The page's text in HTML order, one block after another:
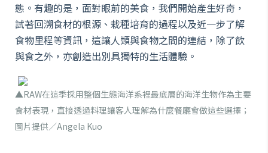
態。有趣的是，面對眼前的美食，我們開始產生好奇，
試著回溯食材的根源、栽種培育的過程以及近一步了解
食物里程等資訊，這讓人類與食物之間的連結，除了飲
與食之外，亦創造出別具獨特的生活體驗。
▲RAW在這季採用整個生態海洋系裡最底層的海洋生物作為主要
食材表現，直接透過料理讓客人理解為什麼餐廳會做這些選擇；
圖片提供／Angela Kuo